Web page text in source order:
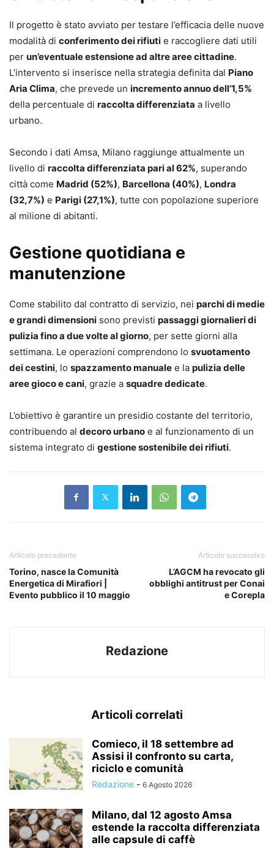
Il progetto è stato avviato per testare l’efficacia delle nuove
modalità di conferimento dei rifiuti e raccogliere dati utili
per un’eventuale estensione ad altre aree cittadine.
L’intervento si inserisce nella strategia definita dal Piano
Aria Clima, che prevede un incremento annuo dell’1,5%
della percentuale di raccolta differenziata a livello
urbano.
Secondo i dati Amsa, Milano raggiunge attualmente un
livello di raccolta differenziata pari al 62%, superando
città come Madrid (52%), Barcellona (40%), Londra
(32,7%) e Parigi (27,1%), tutte con popolazione superiore
al milione di abitanti.
Gestione quotidiana e
manutenzione
Come stabilito dal contratto di servizio, nei parchi di medie
e grandi dimensioni sono previsti passaggi giornalieri di
pulizia fino a due volte al giorno, per sette giorni alla
settimana. Le operazioni comprendono lo svuotamento
dei cestini, lo spazzamento manuale e la pulizia delle
aree gioco e cani, grazie a squadre dedicate.
L’obiettivo è garantire un presidio costante del territorio,
contribuendo al decoro urbano e al funzionamento di un
sistema integrato di gestione sostenibile dei rifiuti.
Articolo precedente
Torino, nasce la Comunità
Energetica di Mirafiori |
Evento pubblico il 10 maggio
Articolo successivo
L’AGCM ha revocato gli
obblighi antitrust per Conai
e Corepla
Redazione
Articoli correlati
Comieco, il 18 settembre ad
Assisi il confronto su carta,
riciclo e comunità
Redazione - 6 Agosto 2026
Milano, dal 12 agosto Amsa
estende la raccolta differenziata
alle capsule di caffè